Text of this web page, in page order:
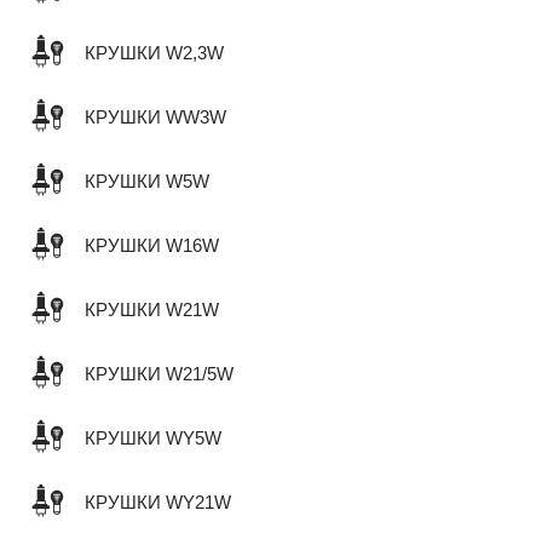
КРУШКИ W2,3W
КРУШКИ WW3W
КРУШКИ W5W
КРУШКИ W16W
КРУШКИ W21W
КРУШКИ W21/5W
КРУШКИ WY5W
КРУШКИ WY21W